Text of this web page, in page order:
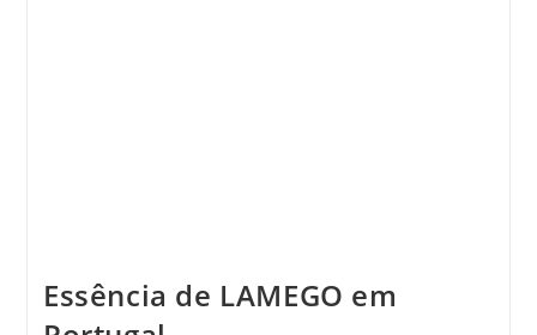
Essência de LAMEGO em